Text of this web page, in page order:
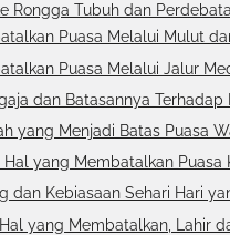
Rongga Tubuh dan
Puasa Melalui Mulut
Puasa Melalui Jalur
dan Batasannya Terhadap
yang Menjadi Batas Puasa
Hal yang Membatalkan Puasa
dan Kebiasaan Sehari Hari
yang Membatalkan, Lahir